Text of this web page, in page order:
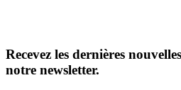
Recevez les dernières
notre newsletter.